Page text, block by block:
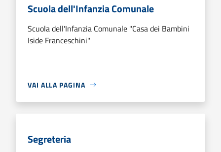
Scuola dell'Infanzia Comunale
Scuola dell'Infanzia Comunale "Casa dei Bambini
Iside Franceschini"
VAI ALLA PAGINA
Segreteria